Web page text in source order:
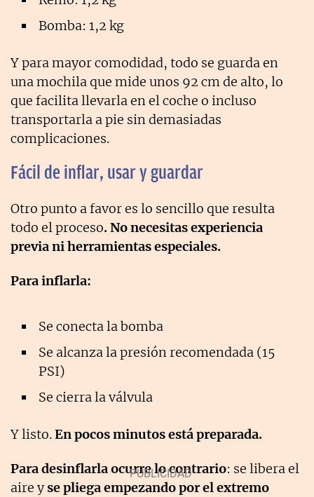
Bomba: 1,2 kg
Y para mayor comodidad, todo se guarda en
una mochila que mide unos 92 cm de alto, lo
que facilita llevarla en el coche o incluso
transportarla a pie sin demasiadas
complicaciones.
Fácil de inflar, usar y guardar
Otro punto a favor es lo sencillo que resulta
todo el proceso. No necesitas experiencia
previa ni herramientas especiales.
Para inflarla:
Se conecta la bomba
Se alcanza la presión recomendada (15
PSI)
Se cierra la válvula
Y listo.En pocos minutos está preparada.
Para desinflarla ocurre lo contrario: se libera el
aire yse pliega empezando por el extremo